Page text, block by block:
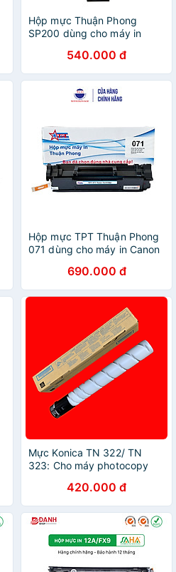
Hộp mực Thuận Phong
SP200 dùng cho máy in
202SN/ 203SF/ 203SFN/
210/ 210SU/ 212SFNw/
212SFw - Hàng Chính Hãng
540.000 đ
Hộp mực TPT Thuận Phong
071 dùng cho máy in Canon
270 series - Hàng Chính
Hãng
690.000 đ
Mực Konica TN 322/ TN
323: Cho máy photocopy
287/ 367 / 224 / 284 / 364 (
Hàng nhập khẩu )
420.000 đ